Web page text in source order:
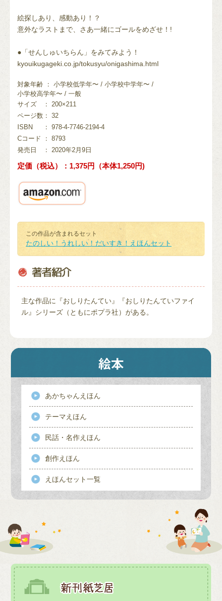
絵探しあり、感動あり！？
意外なラストまで、さあ一緒にゴールをめざせ！!
●「せんしゅいちらん」をみてみよう！
kyouikugageki.co.jp/tokusyu/onigashima.html
対象年齢 ： 小学校低学年〜 / 小学校中学年〜 /
小学校高学年〜 / 一般
サイズ
： 200×211
ページ数 ： 32
ISBN
： 978-4-7746-2194-4
Cコード
： 8793
発売日
： 2020年2月9日
定価（税込）：1,375円（本体1,250円)
この作品が含まれるセット
たのしい！うれしい！だいすき！えほんセット
主な作品に『おしりたんてい』『おしりたんていファイ
ル』シリーズ（ともにポプラ社）がある。
あかちゃんえほん
テーマえほん
民話・名作えほん
創作えほん
えほんセット一覧